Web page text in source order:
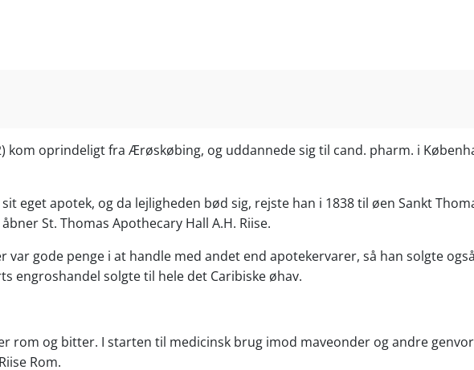
kom oprindeligt fra Ærøskøbing, og uddannede sig til cand. pharm. i
eget apotek, og da lejligheden bød sig, rejste han i 1838 til øen Sankt
St. Thomas Apothecary Hall A.H. Riise.
gode penge i at handle med andet end apotekervarer, så han solgte
engroshandel solgte til hele det Caribiske øhav.
rom og bitter. I starten til medicinsk brug imod maveonder og andre
Rom.